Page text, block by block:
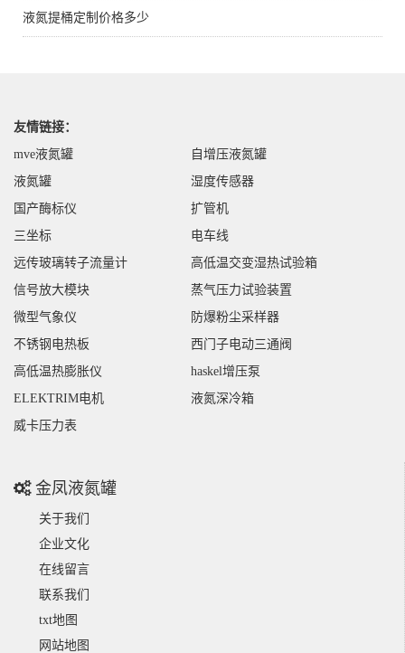
液氮提桶定制价格多少
友情链接：
mve液氮罐
自增压液氮罐
液氮罐
湿度传感器
国产酶标仪
扩管机
三坐标
电车线
远传玻璃转子流量计
高低温交变湿热试验箱
信号放大模块
蒸气压力试验装置
微型气象仪
防爆粉尘采样器
不锈钢电热板
西门子电动三通阀
高低温热膨胀仪
haskel增压泵
ELEKTRIM电机
液氮深冷箱
威卡压力表
金凤液氮罐
关于我们
企业文化
在线留言
联系我们
txt地图
网站地图